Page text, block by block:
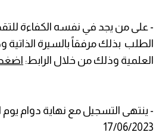
- على من يجد في نفسه الكفاءة
الطلب بذلك مرفقاً بالسيرة
العلمية وذلك من خلال الرابط:
- ينتهى التسجيل مع نهاية دوام
17/06/2023